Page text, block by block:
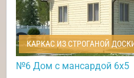
КАРКАС ИЗ СТРОГАНОЙ
№6 Дом с мансардой 6х5